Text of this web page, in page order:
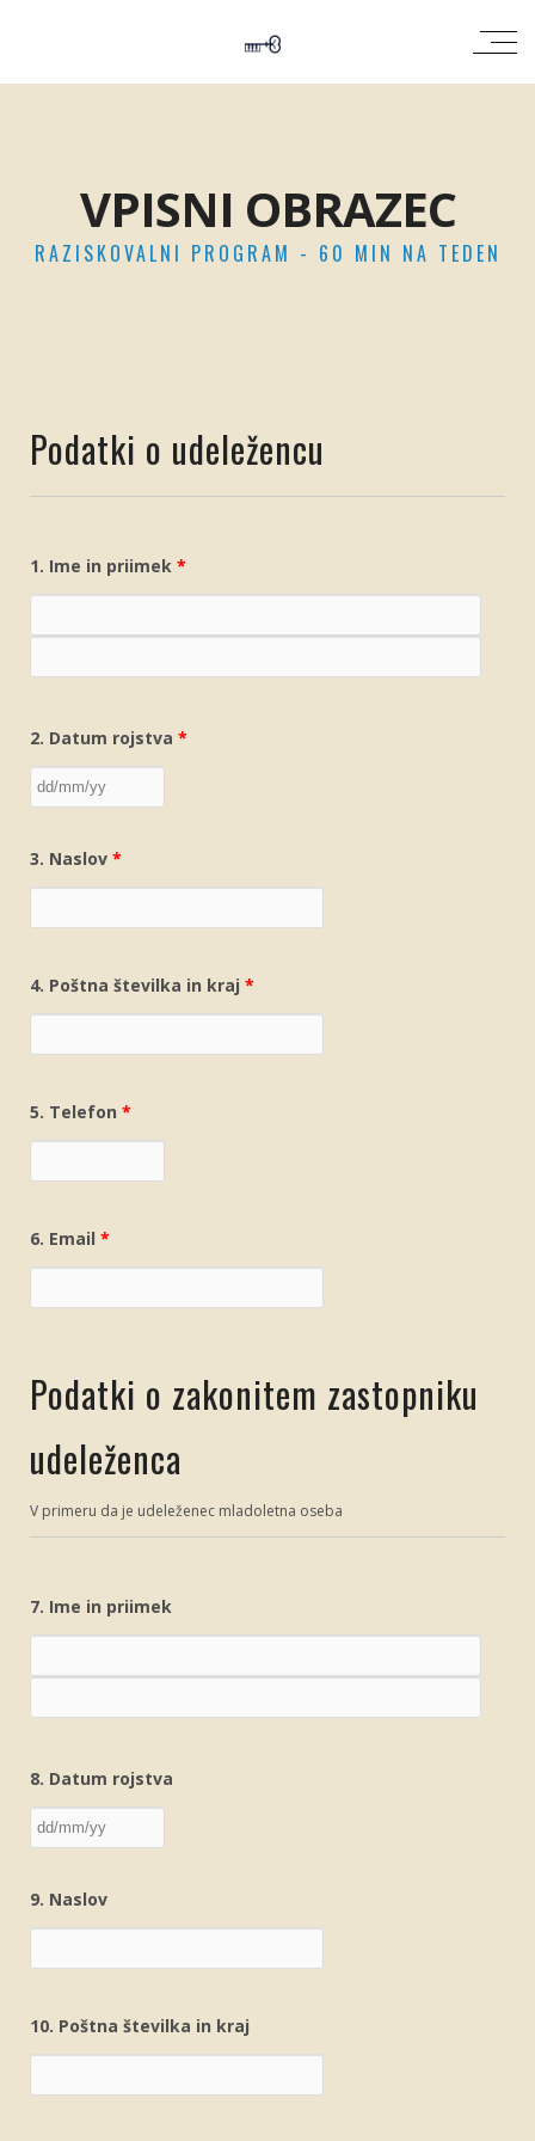
VPISNI OBRAZEC
RAZISKOVALNI PROGRAM - 60 MIN NA TEDEN
Podatki o udeležencu
1. Ime in priimek *
2. Datum rojstva *
3. Naslov *
4. Poštna številka in kraj *
5. Telefon *
6. Email *
Podatki o zakonitem zastopniku
udeleženca
V primeru da je udeleženec mladoletna oseba
7. Ime in priimek
8. Datum rojstva
9. Naslov
10. Poštna številka in kraj